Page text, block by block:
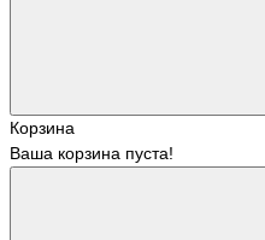
Корзина
Ваша корзина пуста!